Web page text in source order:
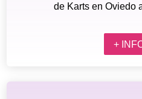
de Karts en Oviedo
+